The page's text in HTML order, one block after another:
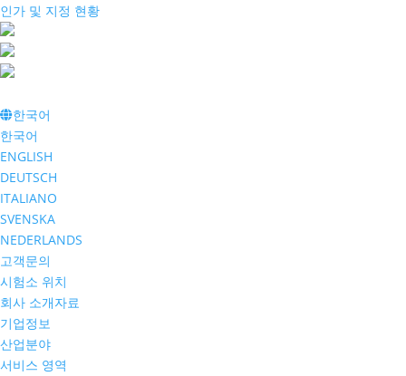
인가 및 지정 현황
한국어
한국어
ENGLISH
DEUTSCH
ITALIANO
SVENSKA
NEDERLANDS
고객문의
시험소 위치
회사 소개자료
기업정보
산업분야
서비스 영역